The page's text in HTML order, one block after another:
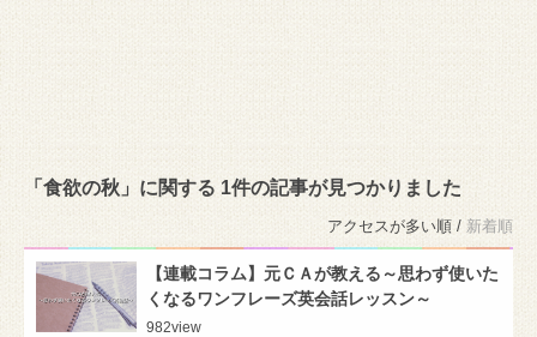
「食欲の秋」に関する 1件の記事が見つかりました
アクセスが多い順 / 新着順
【連載コラム】元ＣＡが教える～思わず使いた
くなるワンフレーズ英会話レッスン～
982view